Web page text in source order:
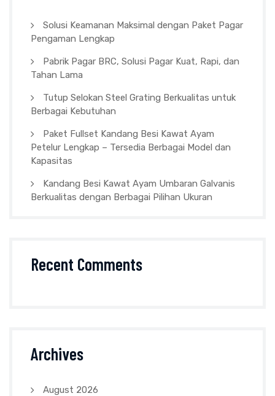
Solusi Keamanan Maksimal dengan Paket Pagar
Pengaman Lengkap
Pabrik Pagar BRC, Solusi Pagar Kuat, Rapi, dan
Tahan Lama
Tutup Selokan Steel Grating Berkualitas untuk
Berbagai Kebutuhan
Paket Fullset Kandang Besi Kawat Ayam
Petelur Lengkap – Tersedia Berbagai Model dan
Kapasitas
Kandang Besi Kawat Ayam Umbaran Galvanis
Berkualitas dengan Berbagai Pilihan Ukuran
Recent Comments
Archives
August 2026